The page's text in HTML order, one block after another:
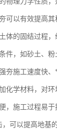
可以有效提高其
体的固结过程，
件，如砂土、粉
夯施工速度快、
化学材料，对环
，施工过程易于
可以提高地基